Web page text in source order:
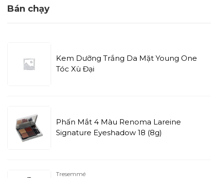
Bán chạy
Kem Dưỡng Trắng Da Mặt Young One
Tóc Xù Đại
Phấn Mắt 4 Màu Renoma Lareine
Signature Eyeshadow 18 (8g)
Tresemmé